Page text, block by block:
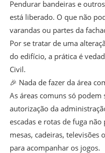
Pendurar bandeiras e
está liberado. O que não
varandas ou partes da
Por se tratar de uma
do edifício, a prática é
Civil.
🎉 Nada de fazer da área
As áreas comuns só
autorização da
escadas e rotas de fuga
mesas, cadeiras, televisões
para acompanhar os jogos.